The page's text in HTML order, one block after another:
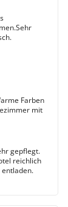
Farben
mit
gepflegt.
reichlich